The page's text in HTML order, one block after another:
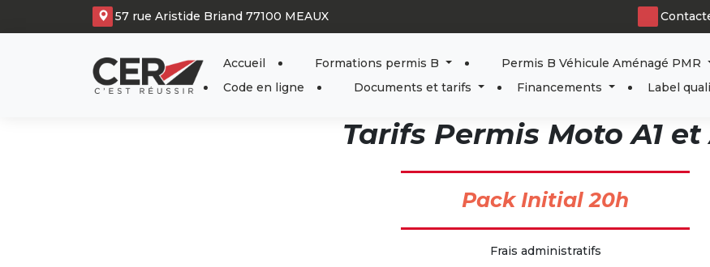
Panneau de gestion des cookies57 rue Aristide Briand 77100 MEAUX
Accueil Formations permis B Permis B Véhicule Aménagé PMR
Code en ligne
Documents et tarifs Financements Label
Tarifs Permis Moto A1 et
Pack Initial 20h
Frais administratifs